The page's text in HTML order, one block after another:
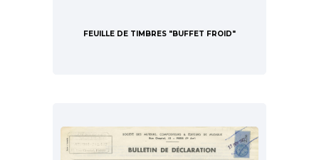
FEUILLE DE TIMBRES "BUFFET FROID"